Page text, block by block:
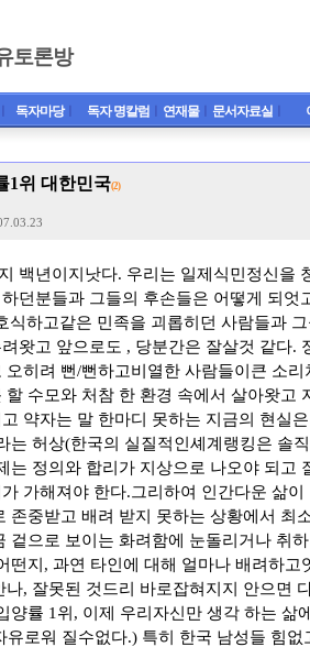
토론방
독자마당ㅣ 독자 명칼럼 연재물ㅣ 문서자료실
1위 대한민국(2)
백년이지낫다. 우리는 일제식민정신을
던분들과 그들의 후손들은 어떻게 되엇
식하고같은 민족을 괴롭히던 사람들과
왓고 앞으로도 , 당분간은 잘살것 같다.
오히려 뻔/뻔하고비열한 사람들이큰 소
할 수모와 처참 한 환경 속에서 살아왓고
약자는 말 한마디 못하는 지금의 현실
는 허상(한국의 실질적인셰계랭킹은 솔
는 정의와 합리가 지상으로 나오야 되고
가해져야 한다.그리하여 인간다운 삶
존중받고 배려 받지 못하는 상황에서 최
겉으로 보이는 화려함에 눈돌리거나 취
떤지, 과연 타인에 대해 얼마나 배려하
나, 잘못된 것드리 바로잡혀지지 안으면
양률 1위, 이제 우리자신만 생각 하는 삶
유로워 질수없다.) 특히 한국 남성들 힘